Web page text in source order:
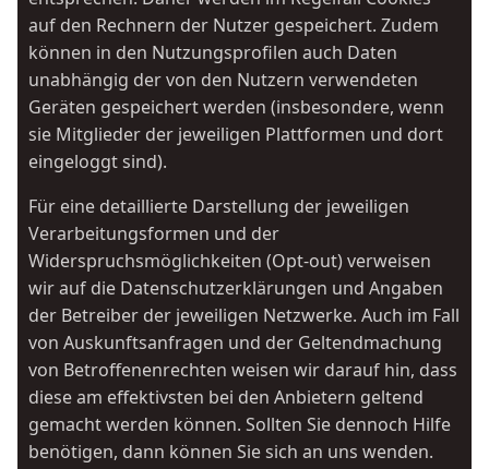
auf den Rechnern der Nutzer gespeichert. Zudem
können in den Nutzungsprofilen auch Daten
unabhängig der von den Nutzern verwendeten
Geräten gespeichert werden (insbesondere, wenn
sie Mitglieder der jeweiligen Plattformen und dort
eingeloggt sind).
Für eine detaillierte Darstellung der jeweiligen
Verarbeitungsformen und der
Widerspruchsmöglichkeiten (Opt-out) verweisen
wir auf die Datenschutzerklärungen und Angaben
der Betreiber der jeweiligen Netzwerke. Auch im Fall
von Auskunftsanfragen und der Geltendmachung
von Betroffenenrechten weisen wir darauf hin, dass
diese am effektivsten bei den Anbietern geltend
gemacht werden können. Sollten Sie dennoch Hilfe
benötigen, dann können Sie sich an uns wenden.